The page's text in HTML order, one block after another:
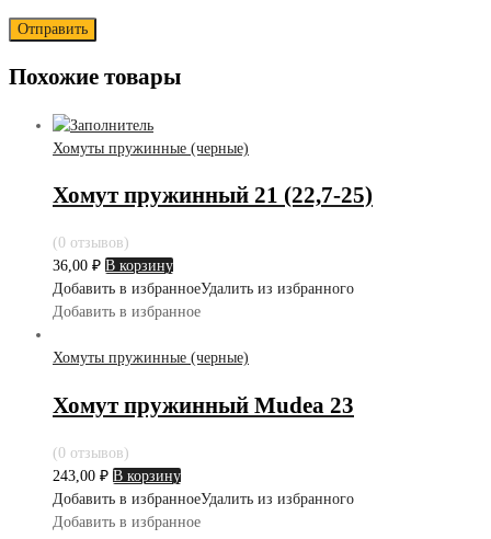
Похожие товары
Хомуты пружинные (черные)
Хомут пружинный 21 (22,7-25)
(0 отзывов)
36,00 ₽ В корзину
Добавить в избранноеУдалить из избранного
Добавить в избранное
Хомуты пружинные (черные)
Хомут пружинный Mudea 23
(0 отзывов)
243,00 ₽ В корзину
Добавить в избранноеУдалить из избранного
Добавить в избранное